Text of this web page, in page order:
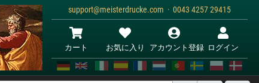
support@meisterdrucke.com · 0043 4257 29415
カート お気に入り アカウント登録 ログイン